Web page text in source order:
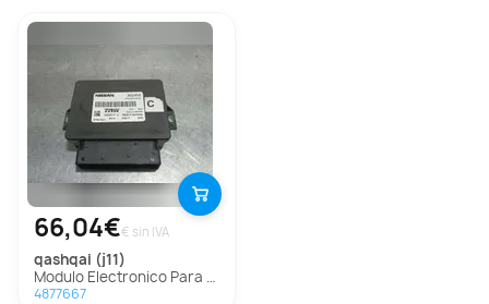
66,04€€ sin IVA
qashqai (j11)
Modulo Electronico Para Nissan Qashqai
4877667